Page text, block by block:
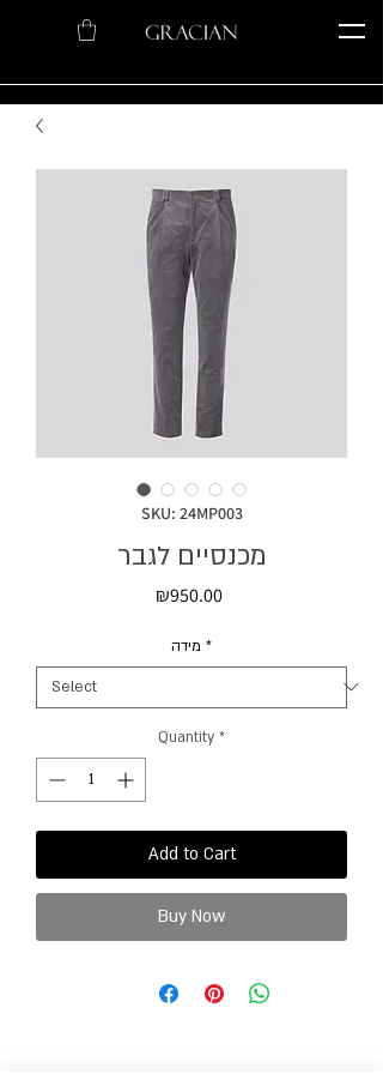
SKU: 24MP003
מכנסיים לגבר
₪950.00Price
מידה *
Quantity *
Add to Cart
Buy Now